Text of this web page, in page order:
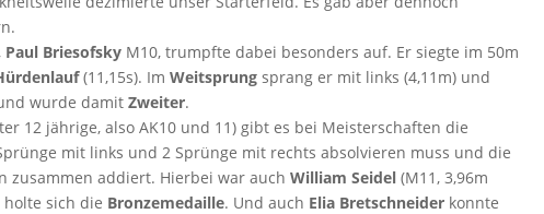
Paul BriesofskyM10, trumpfte dabei besonders auf. Er siegte im 50m
(11,15s). Im Weitsprungsprang er mit links (4,11m) und
wurde damit Zweiter.
12 jährige, also AK10 und 11) gibt es bei Meisterschaften die
mit links und 2 Sprünge mit rechts absolvieren muss und die
zusammen addiert. Hierbei war auch William Seidel(M11, 3,96m
sich die Bronzemedaille. Und auch Elia Bretschneiderkonnte